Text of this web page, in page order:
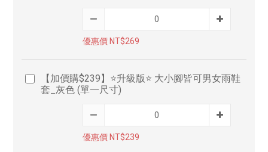
優惠價 NT$269
【加價購$239】⭐升級版⭐ 大小腳皆可男女雨鞋
套_灰色 (單一尺寸)
優惠價 NT$239